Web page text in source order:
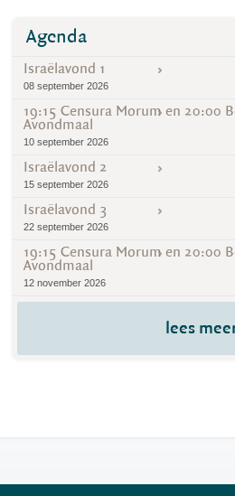
Agenda
Israëlavond 1
08 september 2026
19:15 Censura Morum en 20:00
Avondmaal
10 september 2026
Israëlavond 2
15 september 2026
Israëlavond 3
22 september 2026
19:15 Censura Morum en 20:00
Avondmaal
12 november 2026
lees